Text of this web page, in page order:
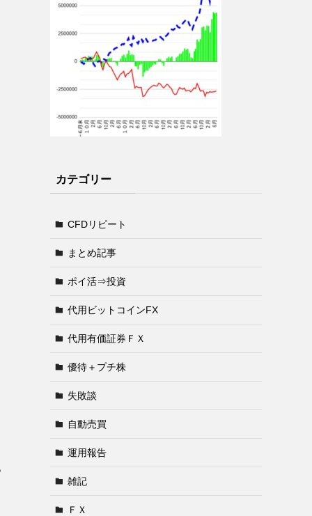
カテゴリー
CFDリピート
まとめ記事
ポイ活⇒投資
代用ビットコインFX
代用有価証券ＦＸ
優待＋プチ株
失敗談
自動売買
運用報告
雑記
ＦＸ